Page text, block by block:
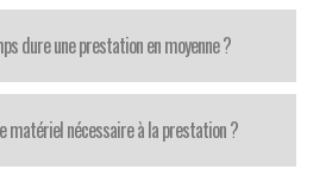
dure une prestation en moyenne ?
matériel nécessaire à la prestation ?